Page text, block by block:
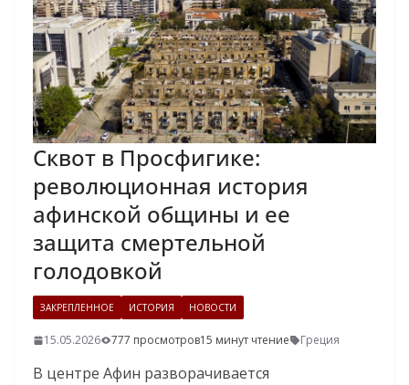
Сквот в Просфигике:
революционная история
афинской общины и ее
защита смертельной
голодовкой
ЗАКРЕПЛЕННОЕ ИСТОРИЯ НОВОСТИ
15.05.2026 777 просмотров15 минут чтение Греция
В центре Афин разворачивается